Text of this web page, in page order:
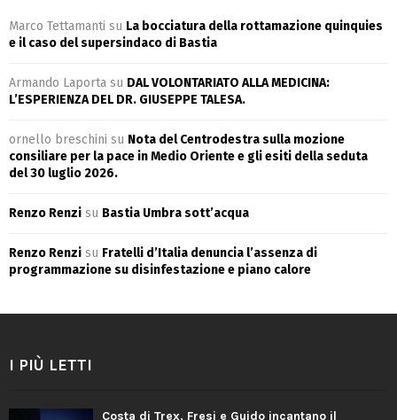
Marco Tettamanti su La bocciatura della rottamazione quinquies
e il caso del supersindaco di Bastia
Armando Laporta su DAL VOLONTARIATO ALLA MEDICINA:
L’ESPERIENZA DEL DR. GIUSEPPE TALESA.
ornello breschini su Nota del Centrodestra sulla mozione
consiliare per la pace in Medio Oriente e gli esiti della seduta
del 30 luglio 2026.
Renzo Renzi su Bastia Umbra sott’acqua
Renzo Renzi su Fratelli d’Italia denuncia l’assenza di
programmazione su disinfestazione e piano calore
I PIÙ LETTI
Costa di Trex, Fresi e Guido incantano il